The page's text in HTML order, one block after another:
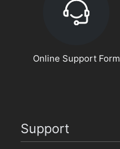
Online Support Form
Support